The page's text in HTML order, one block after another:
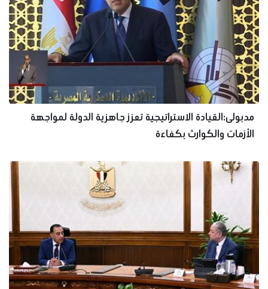
مدبولى:القيادة الاستراتيجية تعزز جاهزية الدولة لمواجهة
الأزمات والكوارث بكفاءة